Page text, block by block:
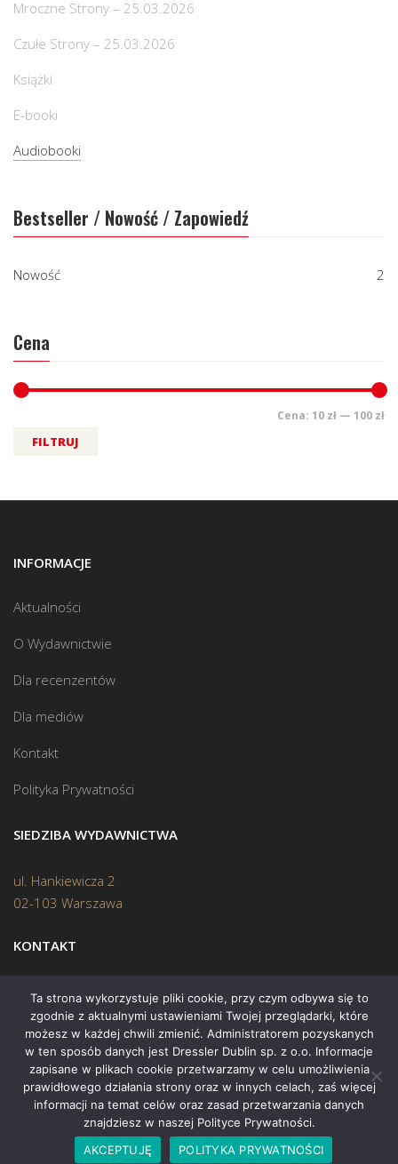
Mroczne Strony – 25.03.2026
Czułe Strony – 25.03.2026
Książki
E-booki
Audiobooki
Bestseller / Nowość / Zapowiedź
Nowość 2
Cena
FILTRUJ
Cena: 10 zł — 100 zł
INFORMACJE
Aktualności
O Wydawnictwie
Dla recenzentów
Dla mediów
Kontakt
Polityka Prywatności
SIEDZIBA WYDAWNICTWA
ul. Hankiewicza 2
02-103 Warszawa
KONTAKT
Biuro:(22) 45 70 402
Mail:biuro@swiatksiazki.pl
Copyright © 2015 Świat Książki. Wszelkie prawa zastrzeżone
Ta strona wykorzystuje pliki cookie, przy czym odbywa się to
zgodnie z aktualnymi ustawieniami Twojej przeglądarki, które
możesz w każdej chwili zmienić. Administratorem pozyskanych
w ten sposób danych jest Dressler Dublin sp. z o.o. Informacje
zapisane w plikach cookie przetwarzamy w celu umożliwienia
prawidłowego działania strony oraz w innych celach, zaś więcej
informacji na temat celów oraz zasad przetwarzania danych
znajdziesz w naszej Polityce Prywatności.
AKCEPTUJĘ
POLITYKA PRYWATNOŚCI